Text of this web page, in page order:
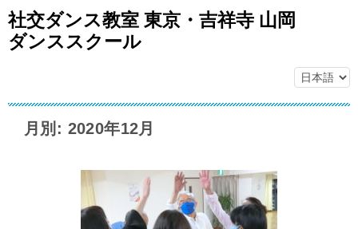
社交ダンス教室 東京・吉祥寺 山岡
ダンススクール
月別: 2020年12月